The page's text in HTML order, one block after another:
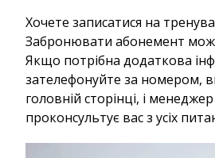
Хочете записатися на
Забронювати абонемент
Якщо потрібна додаткова
зателефонуйте за номером,
головній сторінці, і
проконсультує вас з усіх